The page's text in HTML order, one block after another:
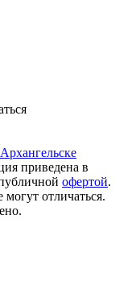
приведена в
офертой.
отличаться.